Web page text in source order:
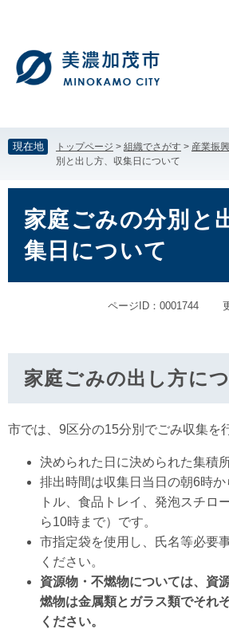
す。
し
て
本
へ
現在地 トップページ > 組織でさがす > 産業振
別と出し方、収集日について
家庭ごみの分別と
集日について
ページID：0001744
家庭ごみの出し方に
市では、9区分の15分別でごみ収集を
決められた日に決められた集積
排出時間は収集日当日の朝6時
トル、食品トレイ、発泡スチロ
ら10時まで）です。
市指定袋を使用し、氏名等必要
ください。
資源物・不燃物については、資
燃物は金属類とガラス類でそれ
ください。